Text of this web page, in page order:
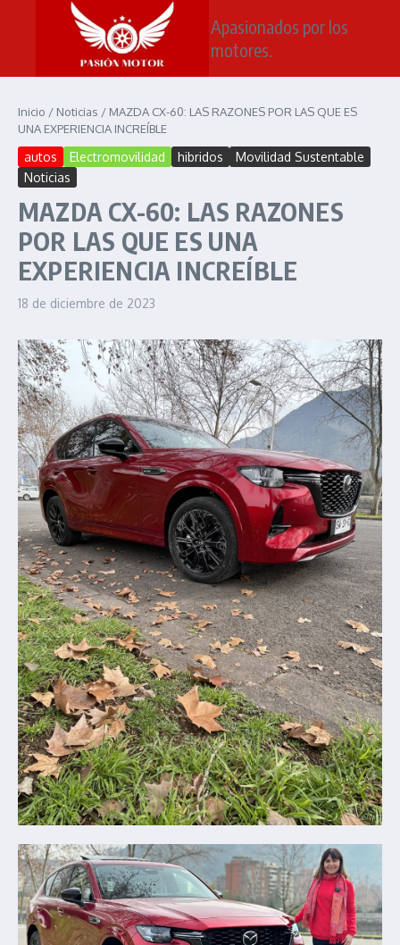
Saltar al contenido
Apasionados por los
motores.
Inicio / Noticias / MAZDA CX-60: LAS RAZONES POR LAS QUE ES
UNA EXPERIENCIA INCREÍBLE
autos Electromovilidad hibridos
Movilidad Sustentable
Noticias
MAZDA CX-60: LAS RAZONES
POR LAS QUE ES UNA
EXPERIENCIA INCREÍBLE
18 de diciembre de 2023